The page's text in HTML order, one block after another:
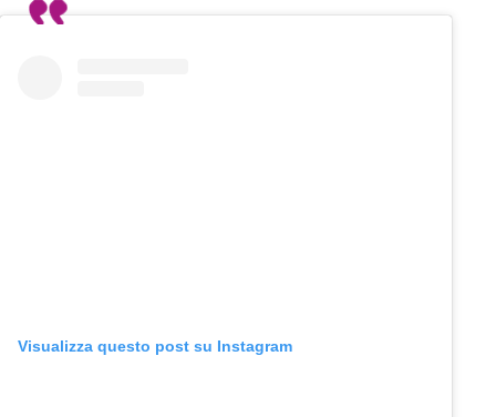
Visualizza questo post su Instagram